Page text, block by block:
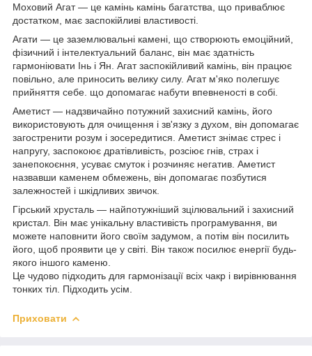
Моховий Агат — це камінь камінь багатства, що приваблює
достатком, має заспокійливі властивості.
Агати — це заземлювальні камені, що створюють емоційний,
фізичний і інтелектуальний баланс, він має здатність
гармоніювати Інь і Ян. Агат заспокійливий камінь, він працює
повільно, але приносить велику силу. Агат м'яко полегшує
прийняття себе. що допомагає набути впевненості в собі.
Аметист — надзвичайно потужний захисний камінь, його
використовують для очищення і зв'язку з духом, він допомагає
загостренити розум і зосередитися. Аметист знімає стрес і
напругу, заспокоює дратівливість, розсіює гнів, страх і
занепокоєння, усуває смуток і розчиняє негатив. Аметист
назвавши каменем обмежень, він допомагає позбутися
залежностей і шкідливих звичок.
Гірський хрусталь — найпотужніший зцілювальний і захисний
кристал. Він має унікальну властивість програмування, ви
можете наповнити його своїм задумом, а потім він посилить
його, щоб проявити це у світі. Він також посилює енергії будь-
якого іншого каменю.
Це чудово підходить для гармонізації всіх чакр і вирівнювання
тонких тіл. Підходить усім.
Приховати